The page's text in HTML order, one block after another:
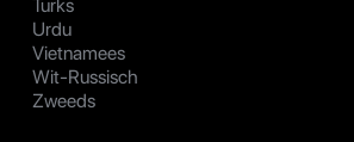
Turks
Urdu
Vietnamees
Wit-Russisch
Zweeds